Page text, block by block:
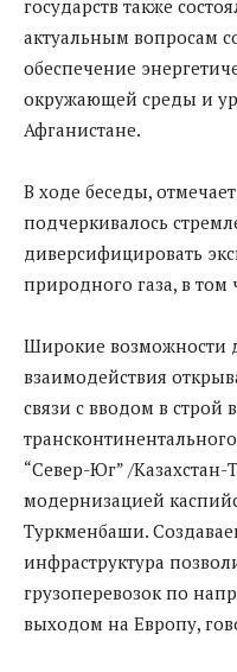
государств также
актуальным вопросам
обеспечение
окружающей среды и
Афганистане.
В ходе беседы,
подчеркивалось
диверсифицировать
природного газа, в том
Широкие возможности
взаимодействия
связи с вводом в строй
“Север-Юг” /
модернизацией
Туркменбаши.
инфраструктура
грузоперевозок по
выходом на Европу,